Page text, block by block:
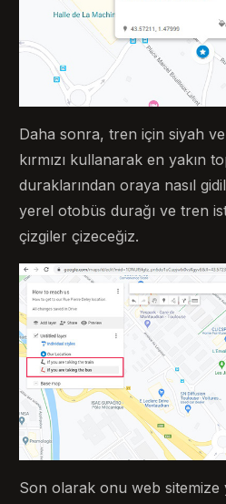
Daha sonra, tren için siyah
kırmızı kullanarak en yakın
duraklarından oraya nasıl
yerel otobüs durağı ve tren
çizgiler çizeceğiz.
Son olarak onu web sitemize